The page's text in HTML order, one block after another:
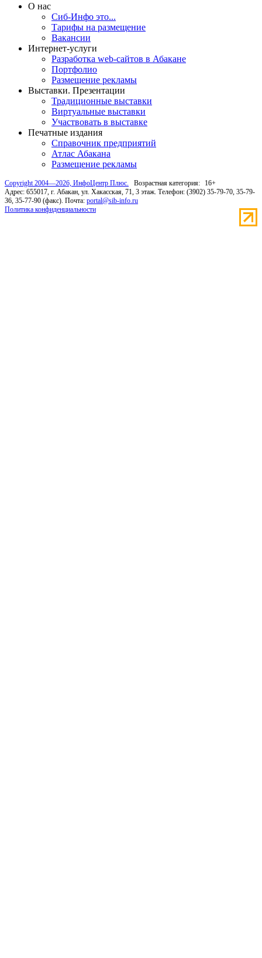
О нас
Сиб-Инфо это...
Тарифы на размещение
Вакансии
Интернет-услуги
Разработка web-сайтов в Абакане
Портфолио
Размещение рекламы
Выставки. Презентации
Традиционные выставки
Виртуальные выставки
Участвовать в выставке
Печатные издания
Справочник предприятий
Атлас Абакана
Размещение рекламы
Copyright 2004—2026, ИнфоЦентр Плюс. Возрастная категория:
16+
Адрес: 655017, г. Абакан, ул. Хакасская, 71, 3 этаж. Телефон: (3902) 35-79-70, 35-79-
36, 35-77-90 (факс). Почта: portal@sib-info.ru
Политика конфиденциальности